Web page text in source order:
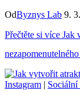
OdByznys Lab 9.
Přečtěte si více Jak
Instagram | Sociální